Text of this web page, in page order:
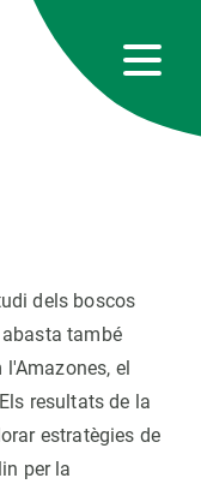
dels boscos
també
el
resultats de la
estratègies de
per la